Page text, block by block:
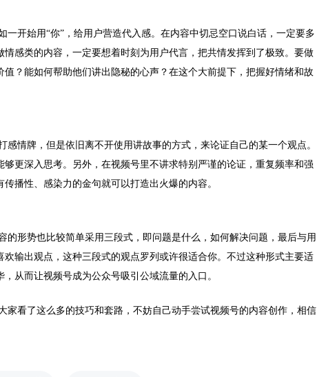
开始用“你”，给用户营造代入感。在内容中切忌空口说白话，一定要多
感类的内容，一定要想着时刻为用户代言，把共情发挥到了极致。要做
？能如何帮助他们讲出隐秘的心声？在这个大前提下，把握好情绪和故
情牌，但是依旧离不开使用讲故事的方式，来论证自己的某一个观点。
更深入思考。另外，在视频号里不讲求特别严谨的论证，重复频率和强
播性、感染力的金句就可以打造出火爆的内容。
的形势也比较简单采用三段式， 即问题是什么，如何解决问题，最后与用
输出观点，这种三段式的观点罗列或许很适合你。不过这种形式主要适
从而让视频号成为公众号吸引公域流量的入口。
家看了这么多的技巧和套路，不妨自己动手尝试视频号的内容创作，相信